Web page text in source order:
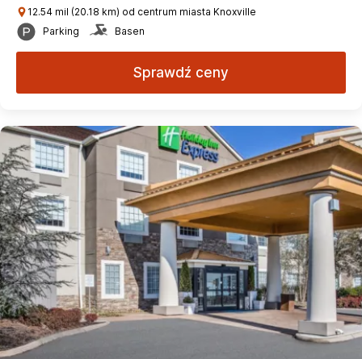
12.54 mil (20.18 km) od centrum miasta Knoxville
Parking
Basen
Sprawdź ceny